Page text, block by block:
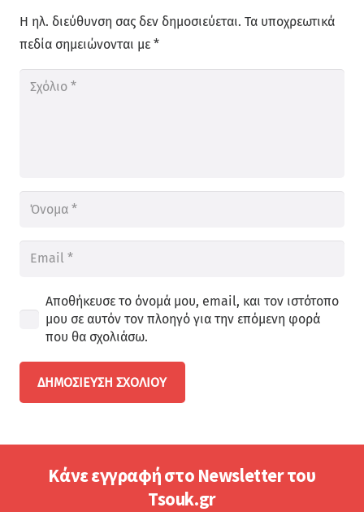
Η ηλ. διεύθυνση σας δεν δημοσιεύεται. Τα υποχρεωτικά
πεδία σημειώνονται με *
Αποθήκευσε το όνομά μου, email, και τον ιστότοπο
μου σε αυτόν τον πλοηγό για την επόμενη φορά
που θα σχολιάσω.
ΔΗΜΟΣΊΕΥΣΗ ΣΧΟΛΊΟΥ
Κάνε εγγραφή στο Newsletter του
Tsouk.gr